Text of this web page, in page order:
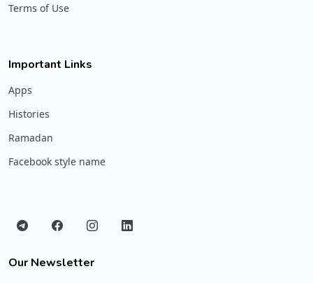
Terms of Use
Important Links
Apps
Histories
Ramadan
Facebook style name
Our Newsletter